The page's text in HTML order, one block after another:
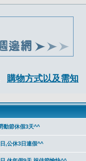
購物方式以及需知